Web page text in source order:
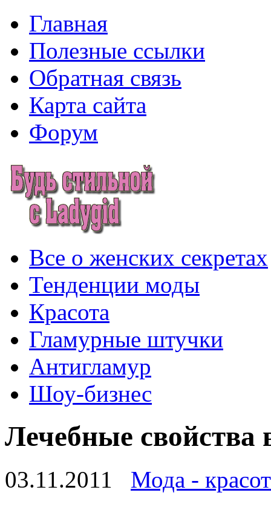
Главная
Полезные ссылки
Обратная связь
Карта сайта
Форум
Все о женских секретах
Тенденции моды
Красота
Гламурные штучки
Антигламур
Шоу-бизнес
Лечебные свойства
03.11.2011
Мода -